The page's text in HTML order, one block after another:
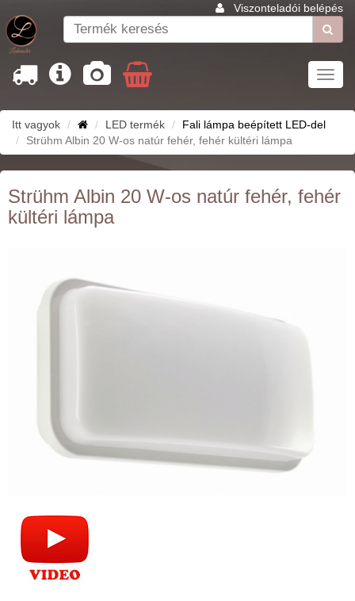
Viszonteladói belépés
Itt vagyok LED termék
Fali lámpa beépített LED-del
Strühm Albin 20 W-os natúr fehér, fehér kültéri lámpa
Strühm Albin 20 W-os natúr fehér, fehér
kültéri lámpa